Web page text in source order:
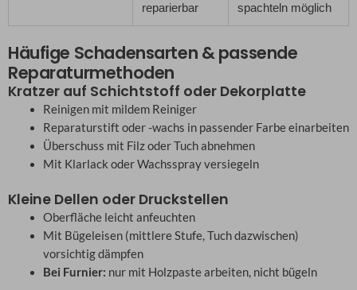
reparierbar
spachteln möglich
Häufige Schadensarten & passende
Reparaturmethoden
Kratzer auf Schichtstoff oder Dekorplatte
Reinigen mit mildem Reiniger
Reparaturstift oder -wachs in passender Farbe einarbeiten
Überschuss mit Filz oder Tuch abnehmen
Mit Klarlack oder Wachsspray versiegeln
Kleine Dellen oder Druckstellen
Oberfläche leicht anfeuchten
Mit Bügeleisen (mittlere Stufe, Tuch dazwischen)
vorsichtig dämpfen
Bei Furnier: nur mit Holzpaste arbeiten, nicht bügeln